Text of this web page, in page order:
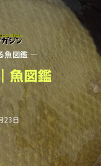
魚図鑑 —
魚図鑑
23日